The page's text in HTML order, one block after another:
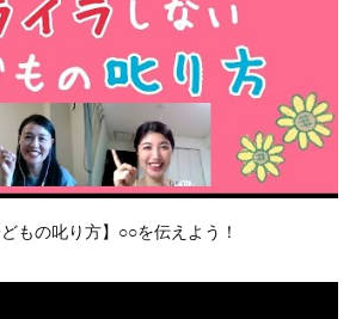
もの叱り方】○○を伝えよう！